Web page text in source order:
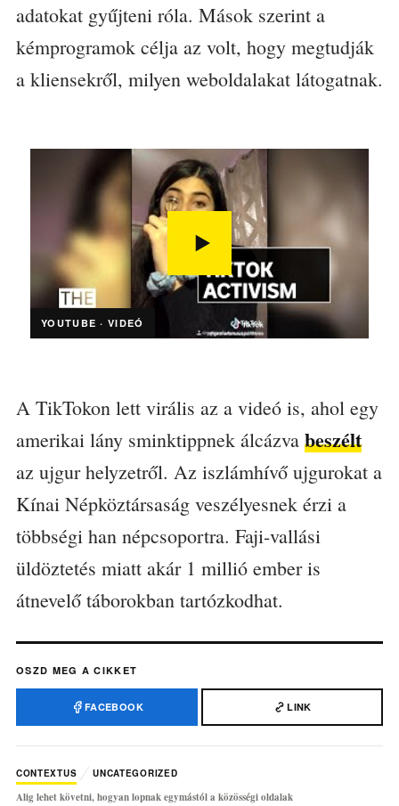
adatokat gyűjteni róla. Mások szerint a
kémprogramok célja az volt, hogy megtudják
a kliensekről, milyen weboldalakat látogatnak.
YOUTUBE · VIDEÓ
A TikTokon lett virális az a videó is, ahol egy
amerikai lány sminktippnek álcázva beszélt
az ujgur helyzetről. Az iszlámhívő ujgurokat a
Kínai Népköztársaság veszélyesnek érzi a
többségi han népcsoportra. Faji-vallási
üldöztetés miatt akár 1 millió ember is
átnevelő táborokban tartózkodhat.
OSZD MEG A CIKKET
FACEBOOK LINK
CONTEXTUS UNCATEGORIZED
Alig lehet követni, hogyan lopnak egymástól a közösségi oldalak